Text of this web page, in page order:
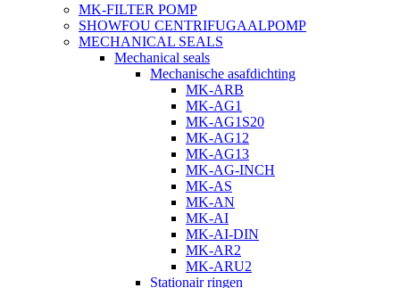
MK-FILTER POMP
SHOWFOU CENTRIFUGAALPOMP
MECHANICAL SEALS
Mechanical seals
Mechanische asafdichting
MK-ARB
MK-AG1
MK-AG1S20
MK-AG12
MK-AG13
MK-AG-INCH
MK-AS
MK-AN
MK-AI
MK-AI-DIN
MK-AR2
MK-ARU2
Stationair ringen